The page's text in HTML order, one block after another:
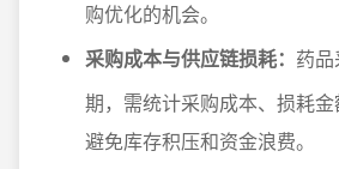
购优化的机会。
采购成本与供应链损耗： 药
期，需统计采购成本、损耗金
避免库存积压和资金浪费。